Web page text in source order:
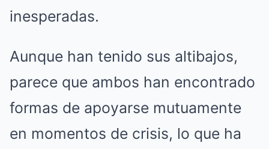
inesperadas.
Aunque han tenido sus altibajos,
parece que ambos han encontrado
formas de apoyarse mutuamente
en momentos de crisis, lo que ha